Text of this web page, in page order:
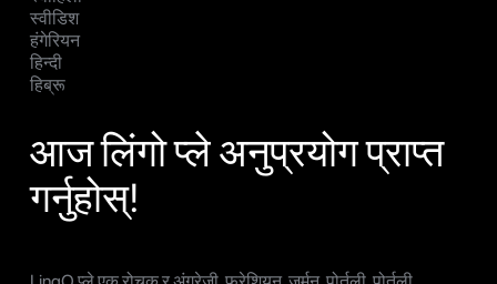
स्वीडिश
हंगेरियन
हिन्दी
हिब्रू
आज लिंगो प्ले अनुप्रयोग प्राप्त
गर्नुहोस्!